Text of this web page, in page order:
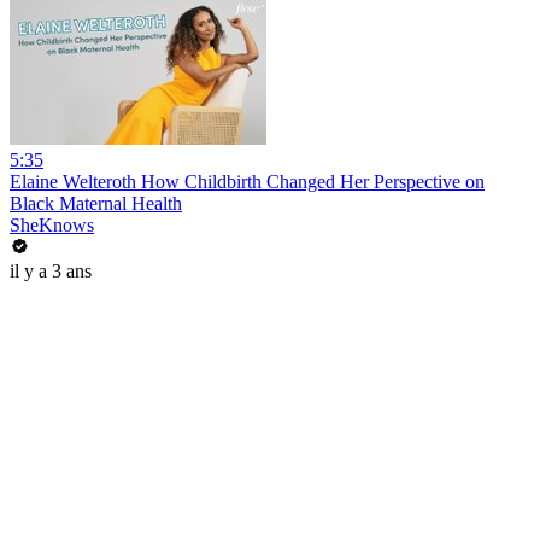
5:35
Elaine Welteroth How Childbirth Changed Her Perspective on
Black Maternal Health
SheKnows
il y a 3 ans